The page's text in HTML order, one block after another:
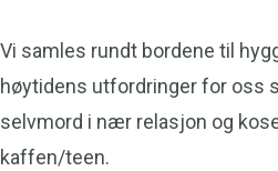
Vi samles rundt bordene til
høytidens utfordringer for oss
selvmord i nær relasjon og
kaffen/teen.